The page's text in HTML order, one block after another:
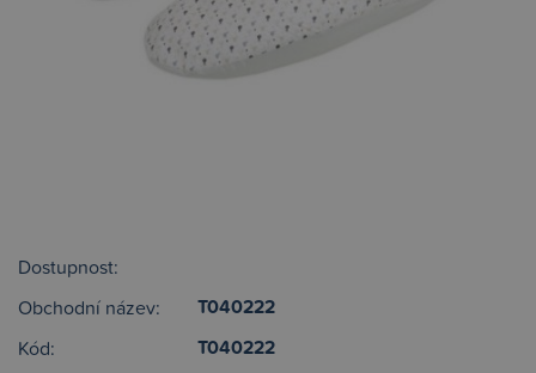
Dostupnost:
Obchodní název:
T040222
Kód: T040222